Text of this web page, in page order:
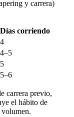
y carrera)
Días corriendo
4
4–5
5
5–6
carrera previo,
el hábito de
volumen.